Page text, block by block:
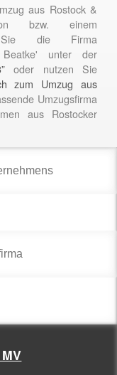
aus Rostock &
bzw. einem
Sie die Firma
Beatke' unter der
oder nutzen Sie
zum Umzug aus
Umzugsfirma
aus Rostocker